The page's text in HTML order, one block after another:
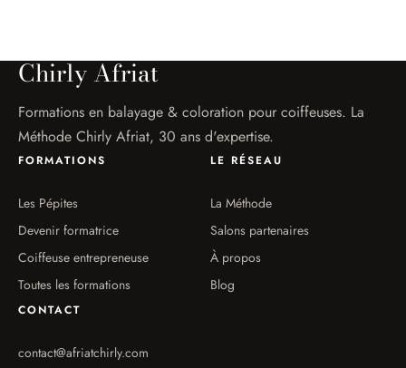
Chirly Afriat
Formations en balayage & coloration pour coiffeuses. La
Méthode Chirly Afriat, 30 ans d'expertise.
FORMATIONS
Les Pépites
Devenir formatrice
Coiffeuse entrepreneuse
Toutes les formations
LE RÉSEAU
La Méthode
Salons partenaires
À propos
Blog
CONTACT
contact@afriatchirly.com